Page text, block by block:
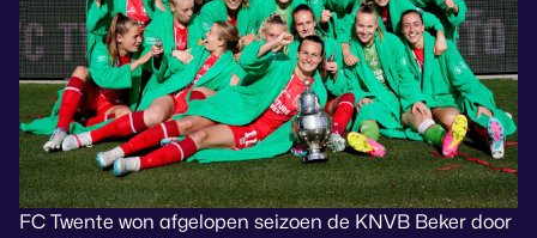
FC Twente won afgelopen seizoen de KNVB Beker door